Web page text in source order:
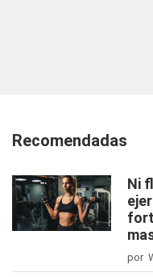
Recomendadas
Ni
por